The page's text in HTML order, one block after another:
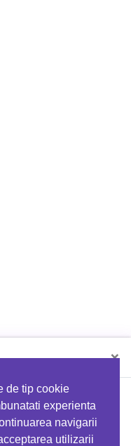
de tip cookie
experienta
navigarii
utilizarii
×